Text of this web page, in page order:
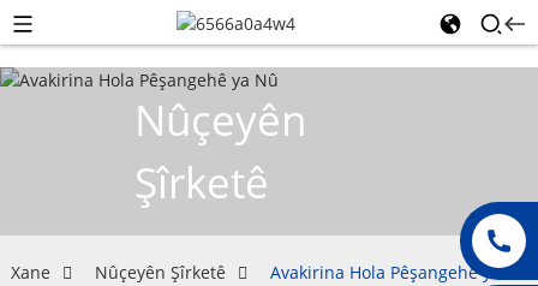
Nûçeyên
Şîrketê
Xane Nûçeyên Şîrketê
Avakirina Hola Pêşangehê ya